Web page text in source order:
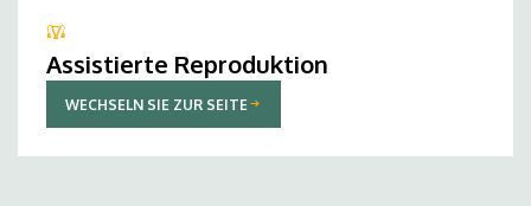
Assistierte Reproduktion
WECHSELN SIE ZUR SEITE